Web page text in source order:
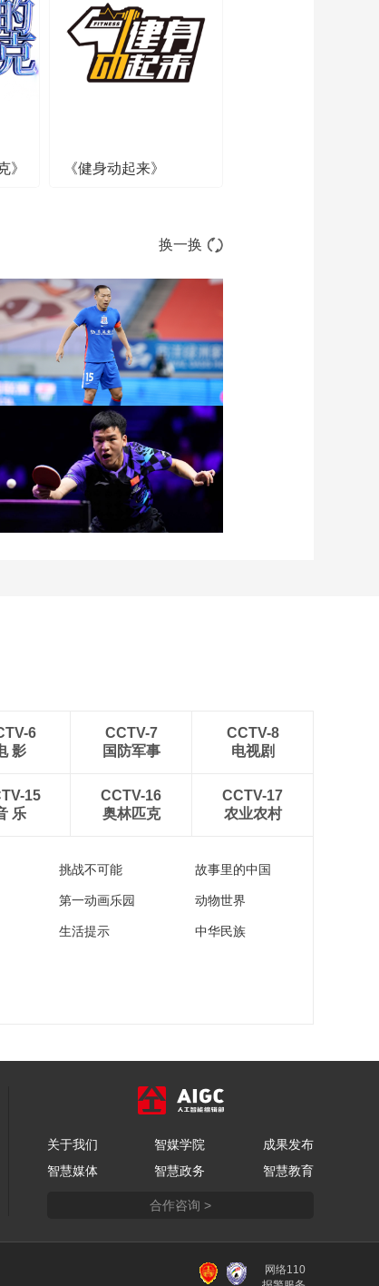
》 《健身动起来》
换一换
[图]中超-阿苏埃助攻徐皓
阳破门 上海申花1-0青岛
海牛
6
影
CCTV-7
国防军事
CCTV-8
电视剧
15
乐
CCTV-16
奥林匹克
CCTV-17
农业农村
挑战不可能 故事里的中国
第一动画乐园 动物世界
生活提示 中华民族
关于我们 智媒学院
成果发布
智慧媒体
智慧政务 智慧教育
合作咨询 >
网络110